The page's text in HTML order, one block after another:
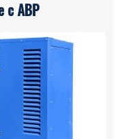
с АВР